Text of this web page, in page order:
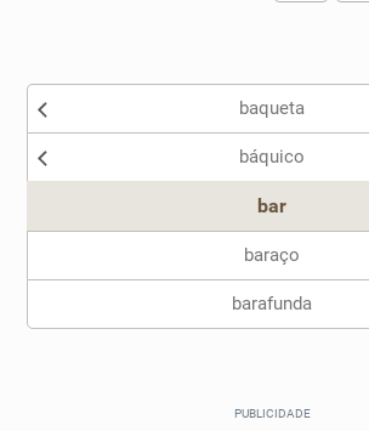
Dicionário
Nenhum dos sinônimos apresentados me
baqueta
báquico
bar
baraço
barafunda